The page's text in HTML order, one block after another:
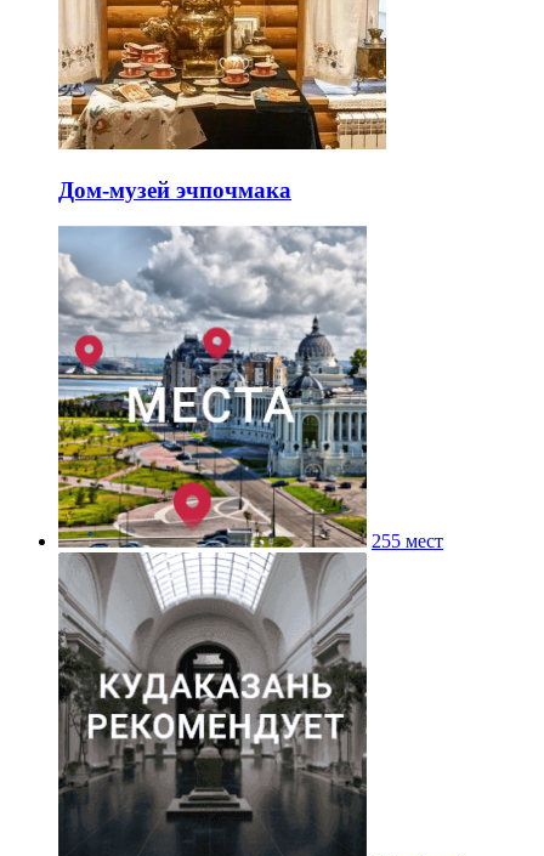
Дом-музей эчпочмака
255 мест